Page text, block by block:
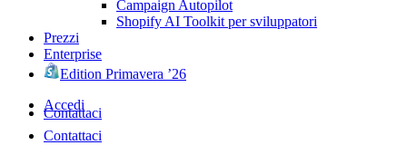
Campaign Autopilot
Shopify AI Toolkit per sviluppatori
Prezzi
Enterprise
Edition Primavera ’26
Accedi
Contattaci
Contattaci